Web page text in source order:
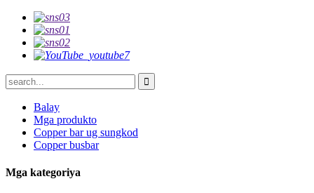
Balay
Mga produkto
Copper bar ug sungkod
Copper busbar
Mga kategoriya